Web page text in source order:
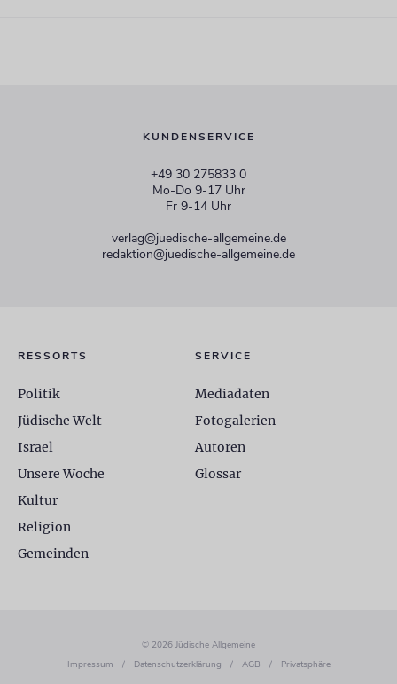
KUNDENSERVICE
+49 30 275833 0
Mo-Do 9-17 Uhr
Fr 9-14 Uhr
verlag@juedische-allgemeine.de
redaktion@juedische-allgemeine.de
RESSORTS
Politik
Jüdische Welt
Israel
Unsere Woche
Kultur
Religion
Gemeinden
SERVICE
Mediadaten
Fotogalerien
Autoren
Glossar
© 2026 Jüdische Allgemeine
Impressum
/ Datenschutzerklärung / AGB / Privatsphäre